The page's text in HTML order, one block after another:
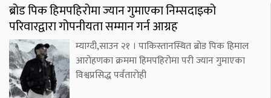
ब्रोड पिक हिमपहिरोमा ज्यान गुमाएका निम्सदाइको
परिवारद्वारा गोपनीयता सम्मान गर्न आग्रह
म्याग्दी,साउन २१ । पाकिस्तानस्थित ब्रोड पिक हिमाल
आरोहणका क्रममा हिमपहिरोमा परी ज्यान गुमाएका
विश्वप्रसिद्ध पर्वतारोही